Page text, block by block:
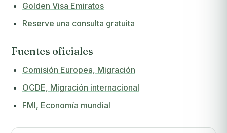
Golden Visa Emiratos
Reserve una consulta gratuita
Fuentes oficiales
Comisión Europea, Migración
OCDE, Migración internacional
FMI, Economía mundial